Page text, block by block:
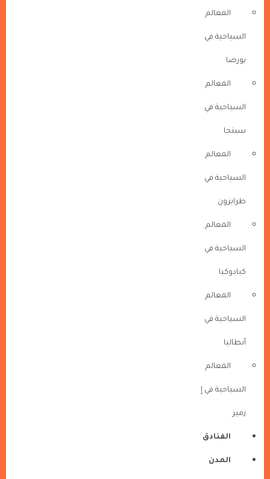
المعالم
السياحية في
بورصا
المعالم
السياحية في
سبنجا
المعالم
السياحية في
طرابزون
المعالم
السياحية في
كبادوكيا
المعالم
السياحية في
أنطاليا
المعالم
السياحية في إ
زمير
الفنادق
المدن